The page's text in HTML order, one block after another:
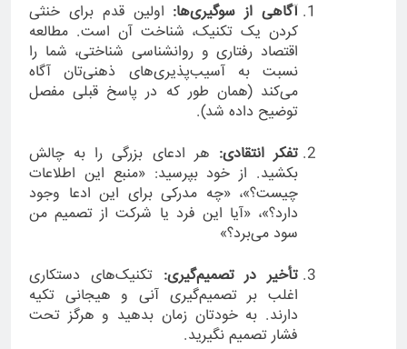
آگاهی از سوگیری‌ها: اولین قدم برای خنثی
کردن یک تکنیک، شناخت آن است. مطالعه
اقتصاد رفتاری و روانشناسی شناختی، شما را
نسبت به آسیب‌پذیری‌های ذهنی‌تان آگاه
می‌کند (همان طور که در پاسخ قبلی مفصل
توضیح داده شد).
تفکر انتقادی: هر ادعای بزرگی را به چالش
بکشید. از خود بپرسید: «منبع این اطلاعات
چیست؟»، «چه مدرکی برای این ادعا وجود
دارد؟»، «آیا این فرد یا شرکت از تصمیم من
سود می‌برد؟»
تأخیر در تصمیم‌گیری: تکنیک‌های دستکاری
اغلب بر تصمیم‌گیری آنی و هیجانی تکیه
دارند. به خودتان زمان بدهید و هرگز تحت
فشار تصمیم نگیرید.